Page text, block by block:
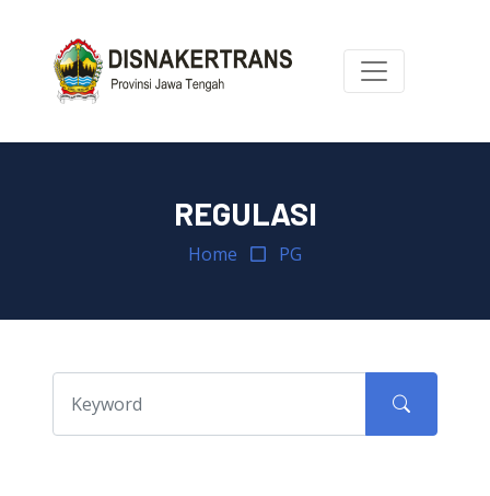
REGULASI
Home PG